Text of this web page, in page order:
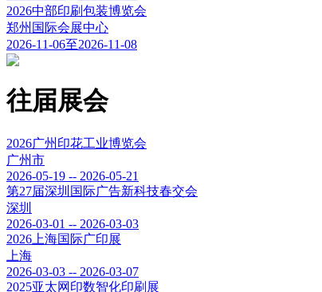
2026中部印刷包装博览会
郑州国际会展中心
2026-11-06至2026-11-08
往届展会
2026广州印花工业博览会
广州市
2026-05-19 -- 2026-05-21
第27届深圳国际广告新科技春交会
深圳
2026-03-01 -- 2026-03-03
2026上海国际广印展
上海
2026-03-03 -- 2026-03-07
2025亚太网印数智化印刷展